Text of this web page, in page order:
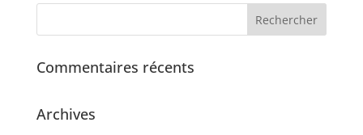
Commentaires récents
Archives